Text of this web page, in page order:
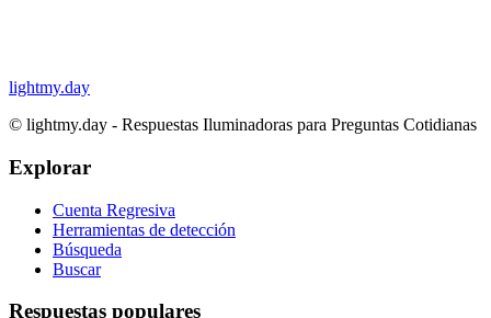
lightmy.day
© lightmy.day - Respuestas Iluminadoras para Preguntas Cotidianas
Explorar
Cuenta Regresiva
Herramientas de detección
Búsqueda
Buscar
Respuestas populares